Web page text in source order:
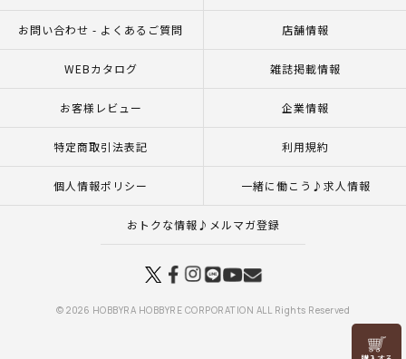
リリヤン
お問い合わせ - よくあるご質問 店舗情報
WEBカタログ 雑誌掲載情報
お客様レビュー 企業情報
特定商取引法表記 利用規約
個人情報ポリシー 一緒に働こう♪求人情報
おトクな情報♪メルマガ登録
© 2026 HOBBYRA HOBBYRE CORPORATION ALL Rights Reserved